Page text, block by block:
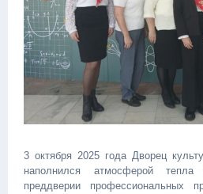
3 октября 2025 года Дворец
наполнился атмосферой
преддверии профессиональных